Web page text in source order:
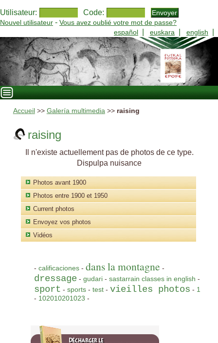
Utilisateur: Code:
Nouvel utilisateur - Vous avez oublié votre mot de passe?
español
euskara english
Accueil >> Galería multimedia>> raising
raising
Il n'existe actuellement pas de photos de ce type.
Dispulpa nuisance
Photos avant 1900
Photos entre 1900 et 1950
Current photos
Envoyez vos photos
Vidéos
- calificaciones- dans la montagne -
dressage - gudari- sastarrain classes in english -
sport - sports- test- vieilles photos - 1
- 102010201023 -